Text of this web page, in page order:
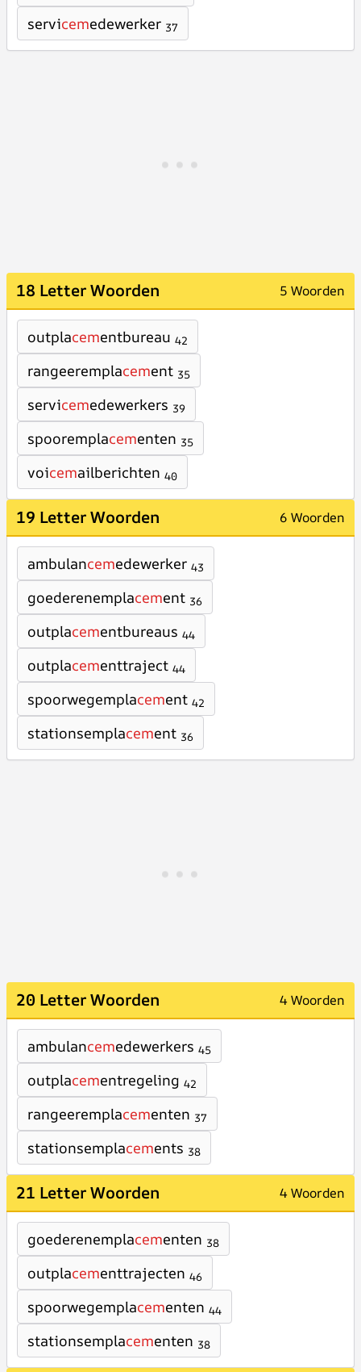
servicemedewerker 37
18 Letter Woorden 5 Woorden
outplacementbureau 42
rangeeremplacement 35
servicemedewerkers 39
spooremplacementen 35
voicemailberichten 40
19 Letter Woorden 6 Woorden
ambulancemedewerker 43
goederenemplacement 36
outplacementbureaus 44
outplacementtraject 44
spoorwegemplacement 42
stationsemplacement 36
20 Letter Woorden 4 Woorden
ambulancemedewerkers 45
outplacementregeling 42
rangeeremplacementen 37
stationsemplacements 38
21 Letter Woorden 4 Woorden
goederenemplacementen 38
outplacementtrajecten 46
spoorwegemplacementen 44
stationsemplacementen 38